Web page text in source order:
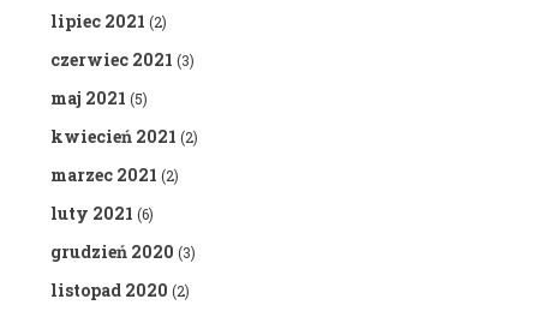
lipiec 2021 (2)
czerwiec 2021 (3)
maj 2021 (5)
kwiecień 2021 (2)
marzec 2021 (2)
luty 2021 (6)
grudzień 2020 (3)
listopad 2020 (2)